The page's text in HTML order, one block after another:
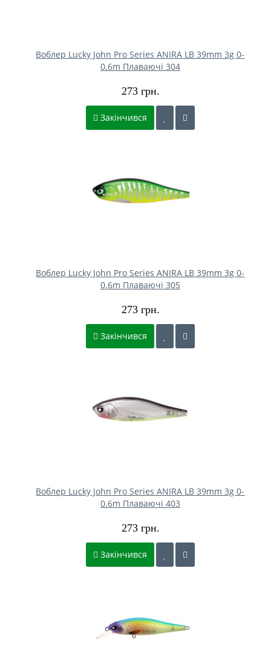
Воблер Lucky John Pro Series ANIRA LB 39mm 3g 0-
0.6m Плаваючі 304
273 грн.
Закінчився
Воблер Lucky John Pro Series ANIRA LB 39mm 3g 0-
0.6m Плаваючі 305
273 грн.
Закінчився
Воблер Lucky John Pro Series ANIRA LB 39mm 3g 0-
0.6m Плаваючі 403
273 грн.
Закінчився